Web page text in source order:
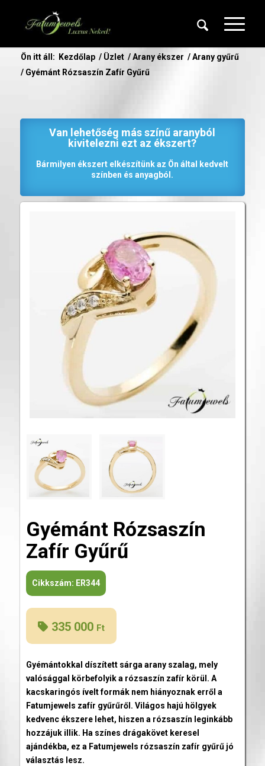
Ön itt áll: Kezdőlap / Üzlet / Arany ékszer / Arany gyűrű
/ Gyémánt Rózsaszín Zafír Gyűrű
Van lehetőség más színű aranyból
kivitelezni ezt az ékszert?
Bármilyen ékszert elkészítünk az Ön által kedvelt
színben és anyagból.
Gyémánt Rózsaszín
Zafír Gyűrű
Cikkszám: ER344
335 000 Ft
Gyémántokkal díszített sárga arany szalag, mely
valósággal körbefolyik a rózsaszín zafír körül. A
kacskaringós ívelt formák nem hiányoznak erről a
Fatumjewels zafír gyűrűről. Világos hajú hölgyek
kedvenc ékszere lehet, hiszen a rózsaszín leginkább
hozzájuk illik. Ha színes drágakövet keresel
ajándékba, ez a Fatumjewels rózsaszín zafír gyűrű jó
választás lesz.